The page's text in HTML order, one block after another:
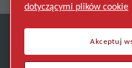
Odkryj, w
Część
dotyczącymi plików cookie
Akceptuj